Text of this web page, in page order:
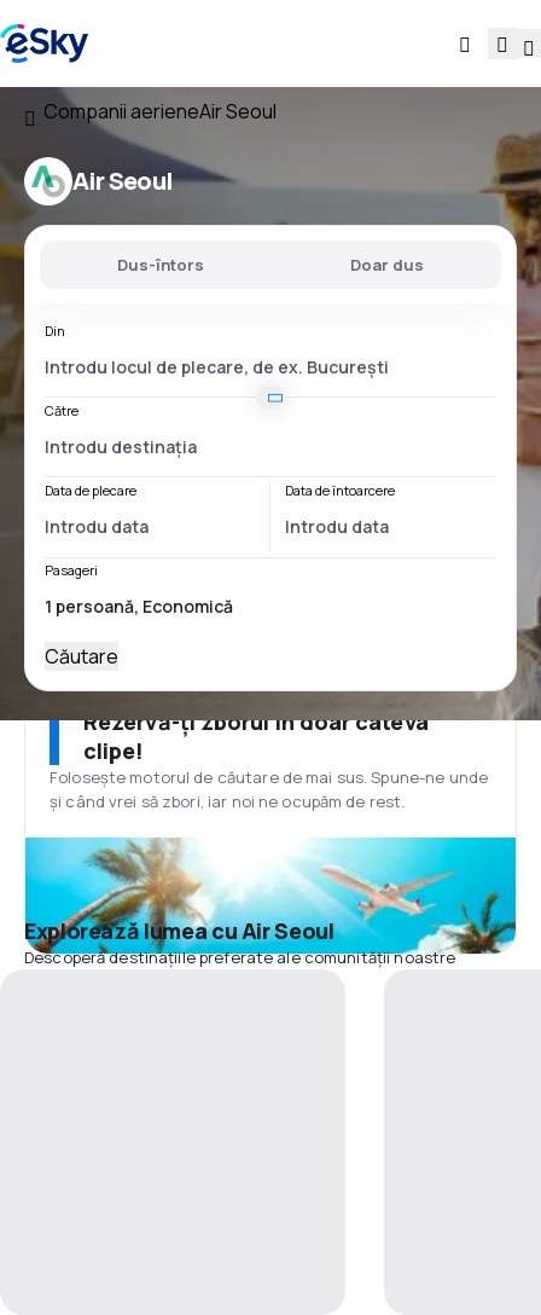
Companii aerieneAir Seoul
Air Seoul
Dus-întors Doar dus
Din
Către
Data de plecare Data de întoarcere
Pasageri
Căutare
Rezervă-ți zborul în doar câteva
clipe!
Folosește motorul de căutare de mai sus. Spune-ne unde
și când vrei să zbori, iar noi ne ocupăm de rest.
Explorează lumea cu Air Seoul
Descoperă destinațiile preferate ale comunității noastre